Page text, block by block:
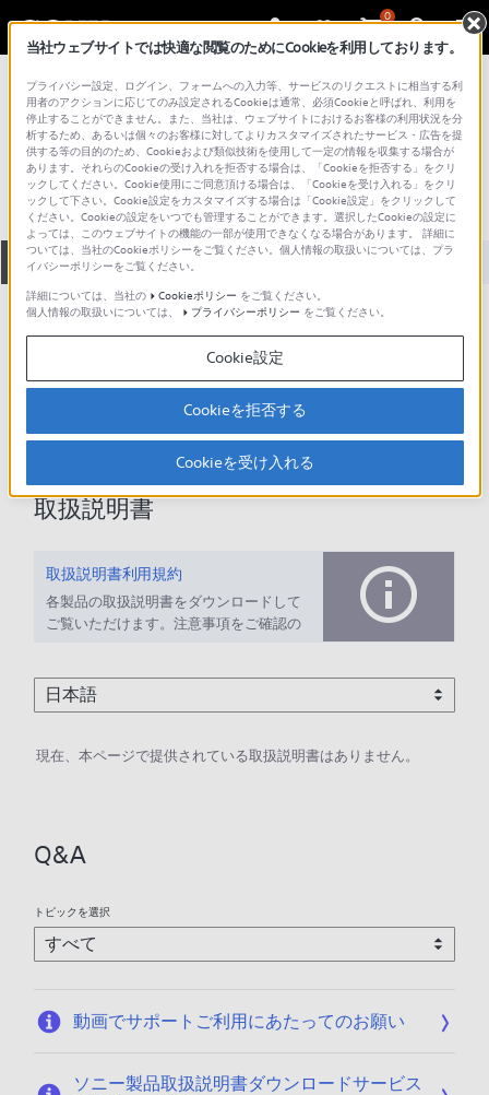
0
総合サポート・お問い合わせ プロフェッショナル／業務用
GW2-60GS
全て ダウンロード 取扱説明書 Q&A
ダウンロード
現在、本ページで提供されているアップデート情報はありませ
取扱説明書
取扱説明書利用規約
各製品の取扱説明書をダウンロードして
ご覧いただけます。注意事項をご確認の
現在、本ページで提供されている取扱説明書はありません。
Q&A
トピックを選択
動画でサポートご利用にあたってのお願い
ソニー製品取扱説明書ダウンロードサービス
当社ウェブサイトでは快適な閲覧のためにCookieを利用しております。
プライバシー設定、ログイン、フォームへの入力等、サービスのリクエストに相当する利
用者のアクションに応じてのみ設定されるCookieは通常、必須Cookieと呼ばれ、利用を
停止することができません。また、当社は、ウェブサイトにおけるお客様の利用状況を分
析するため、あるいは個々のお客様に対してよりカスタマイズされたサービス・広告を提
供する等の目的のため、Cookieおよび類似技術を使用して一定の情報を収集する場合が
あります。それらのCookieの受け入れを拒否する場合は、「Cookieを拒否する」をクリ
ックしてください。Cookie使用にご同意頂ける場合は、「Cookieを受け入れる」をクリ
ックして下さい。Cookie設定をカスタマイズする場合は「Cookie設定」をクリックして
ください。Cookieの設定をいつでも管理することができます。選択したCookieの設定に
よっては、このウェブサイトの機能の一部が使用できなくなる場合があります。 詳細に
ついては、当社のCookieポリシーをご覧ください。個人情報の取扱いについては、プラ
イバシーポリシーをご覧ください。
詳細については、当社の
Cookieポリシー をご覧ください。
個人情報の取扱いについては、
プライバシーポリシー をご覧ください。
Cookie設定
Cookieを拒否する
Cookieを受け入れる